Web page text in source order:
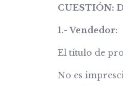
CUESTIÓN:
1.- Vendedor:
El título de
No es